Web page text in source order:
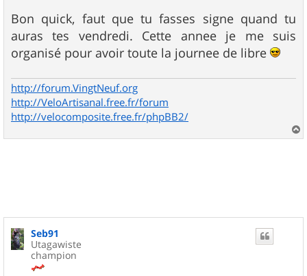
Bon quick, faut que tu fasses signe quand tu
auras tes vendredi. Cette annee je me suis
organisé pour avoir toute la journee de libre
http://forum.VingtNeuf.org
http://VeloArtisanal.free.fr/forum
http://velocomposite.free.fr/phpBB2/
a
Seb91
Utagawiste
champion